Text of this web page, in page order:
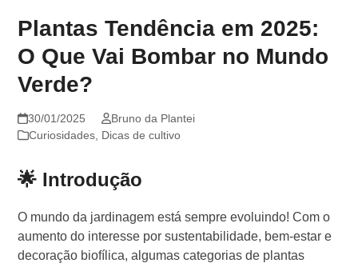
Plantas Tendência em 2025:
O Que Vai Bombar no Mundo
Verde?
30/01/2025
Bruno da Plantei
Curiosidades Dicas de cultivo
🌟 Introdução
O mundo da jardinagem está sempre evoluindo! Com o
aumento do interesse por sustentabilidade, bem-estar e
decoração biofílica, algumas categorias de plantas